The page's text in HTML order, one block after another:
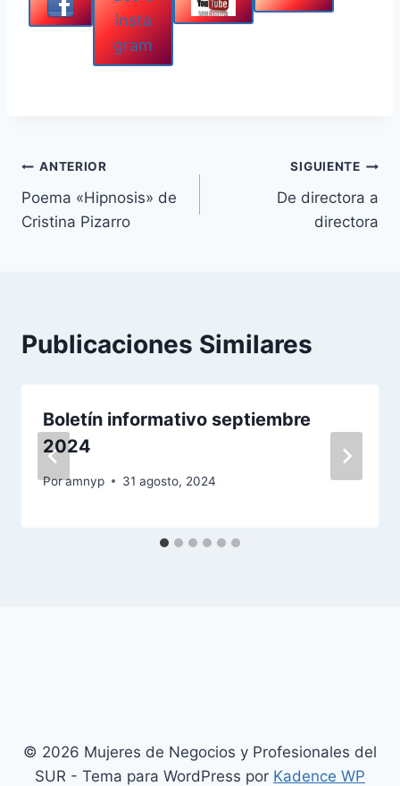
Navegación
de
ANTERIOR
Poema «Hipnosis» de
Cristina Pizarro
SIGUIENTE
De directora a
directora
Publicaciones Similares
Boletín informativo septiembre
2024
Poramnyp 31 agosto, 2024
© 2026 Mujeres de Negocios y Profesionales del
SUR - Tema para WordPress por Kadence WP